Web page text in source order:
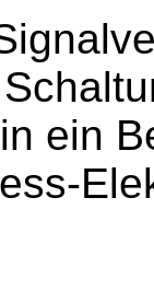
ein